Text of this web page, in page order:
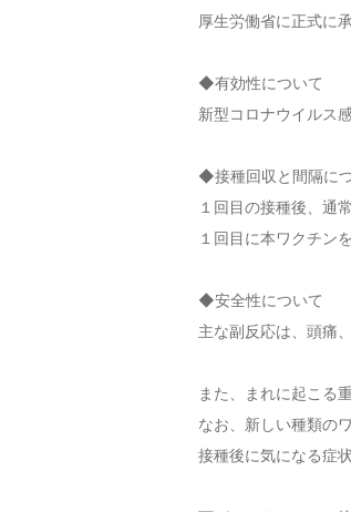
厚生労働省に正式に
◆有効性について
新型コロナウイルス
◆接種回収と間隔に
１回目の接種後、通
１回目に本ワクチン
◆安全性について
主な副反応は、頭痛
また、まれに起こる
なお、新しい種類の
接種後に気になる症